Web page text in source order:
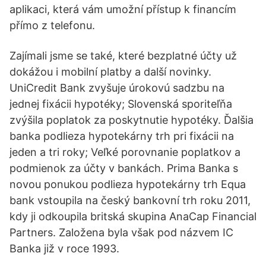
aplikaci, která vám umožní přístup k financím
přímo z telefonu.
Zajímali jsme se také, které bezplatné účty už
dokážou i mobilní platby a další novinky.
UniCredit Bank zvyšuje úrokovú sadzbu na
jednej fixácii hypotéky; Slovenská sporiteľňa
zvýšila poplatok za poskytnutie hypotéky. Ďalšia
banka podlieza hypotekárny trh pri fixácii na
jeden a tri roky; Veľké porovnanie poplatkov a
podmienok za účty v bankách. Prima Banka s
novou ponukou podlieza hypotekárny trh Equa
bank vstoupila na český bankovní trh roku 2011,
kdy ji odkoupila britská skupina AnaCap Financial
Partners. Založena byla však pod názvem IC
Banka již v roce 1993.